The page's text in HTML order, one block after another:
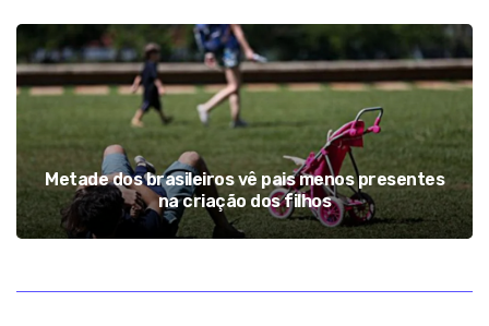
Metade dos brasileiros vê pais menos presentes
na criação dos filhos